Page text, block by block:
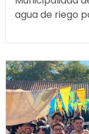
agua de riego